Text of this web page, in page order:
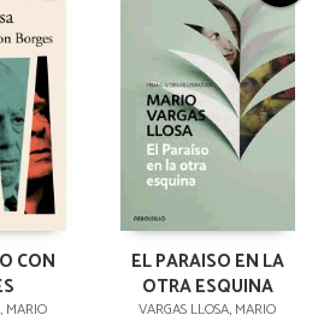
CON
MARIO
EL PARAISO EN LA
OTRA ESQUINA
VARGAS LLOSA, MARIO